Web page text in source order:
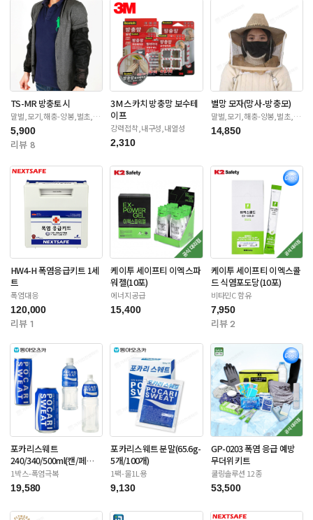
TS-MR 방충토시
말벌,모기,해충-양봉,벌초,제
초
5,900
리뷰 8
3M 스카치 방충망 보수테
이프
강력접착,내구성,내열성
2,310
벌망 모자(망사-방충모)
말벌,모기,해충-양봉,벌초,제
초
14,850
HW4-H 폭염응급키트 1세
트
폭염대응
120,000
리뷰 1
케이투 세이프티 이엑스파
워젤(10포)
에너지공급
15,400
케이투 세이프티 이엑스콜
드 식염포도당(10포)
비타민C 함유
7,950
리뷰 2
포카리스웨트
240/340/500ml(캔/페
트-12/20/24/30입)
1박스-폭염극복
19,580
포카리스웨트 분말(65.6g-
5개/100개)
1팩-물1L용
9,130
GP-0203 폭염 응급 예방
무더위키트
쿨링솔루션 12종
53,500